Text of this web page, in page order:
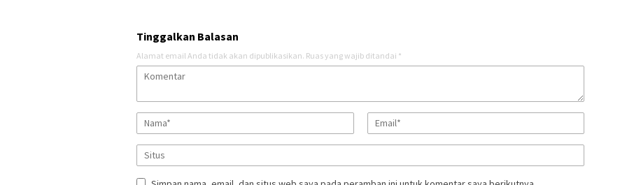
Tinggalkan Balasan
Alamat email Anda tidak akan dipublikasikan. Ruas yang wajib ditandai *